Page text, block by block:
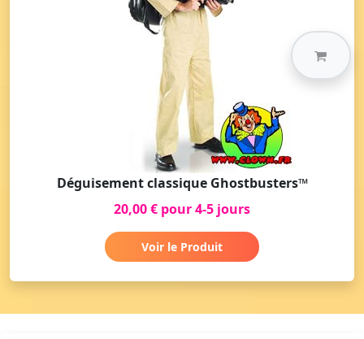
Déguisement classique Ghostbusters™
20,00 € pour 4-5 jours
Voir le Produit